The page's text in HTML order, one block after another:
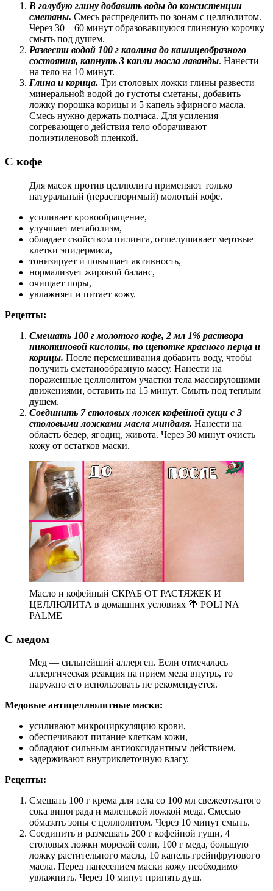
В голубую глину добавить воды до консистенции
сметаны. Смесь распределить по зонам с целлюлитом.
Через 30—60 минут образовавшуюся глиняную корочку
смыть под душем.
Развести водой 100 г каолина до кашицеобразного
состояния, капнуть 3 капли масла лаванды. Нанести
на тело на 10 минут.
Глина и корица. Три столовых ложки глины развести
минеральной водой до густоты сметаны, добавить
ложку порошка корицы и 5 капель эфирного масла.
Смесь нужно держать полчаса. Для усиления
согревающего действия тело оборачивают
полиэтиленовой пленкой.
С кофе
Для масок против целлюлита применяют только
натуральный (нерастворимый) молотый кофе.
усиливает кровообращение,
улучшает метаболизм,
обладает свойством пилинга, отшелушивает мертвые
клетки эпидермиса,
тонизирует и повышает активность,
нормализует жировой баланс,
очищает поры,
увлажняет и питает кожу.
Рецепты:
Смешать 100 г молотого кофе, 2 мл 1% раствора
никотиновой кислоты, по щепотке красного перца и
корицы. После перемешивания добавить воду, чтобы
получить сметанообразную массу. Нанести на
пораженные целлюлитом участки тела массирующими
движениями, оставить на 15 минут. Смыть под теплым
душем.
Соединить 7 столовых ложек кофейной гущи с 3
столовыми ложками масла миндаля. Нанести на
область бедер, ягодиц, живота. Через 30 минут очисть
кожу от остатков маски.
Масло и кофейный СКРАБ ОТ РАСТЯЖЕК И
ЦЕЛЛЮЛИТА в домашних условиях 🌴 POLI NA
PALME
С медом
Мед — сильнейший аллерген. Если отмечалась
аллергическая реакция на прием меда внутрь, то
наружно его использовать не рекомендуется.
Медовые антицеллюлитные маски:
усиливают микроциркуляцию крови,
обеспечивают питание клеткам кожи,
обладают сильным антиоксидантным действием,
задерживают внутриклеточную влагу.
Рецепты:
Смешать 100 г крема для тела со 100 мл свежеотжатого
сока винограда и маленькой ложкой меда. Смесью
обмазать зоны с целлюлитом. Через 10 минут смыть.
Соединить и размешать 200 г кофейной гущи, 4
столовых ложки морской соли, 100 г меда, большую
ложку растительного масла, 10 капель грейпфрутового
масла. Перед нанесением маски кожу необходимо
увлажнить. Через 10 минут принять душ.